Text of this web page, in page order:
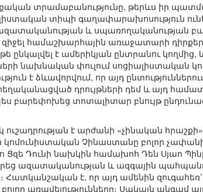
տրամաբանությունը, թերևս իր
տիպի գաղափարախոսություն
ազատականության և սպառողականության
զիջել համաշխարհային առաջատարի
է ամերիկյան ընտրանու
նախնական փուլում սոցիալիստական
է ձևավորվում, որ այդ
դրույթների դեմ և այդ
բարեփոխեց տոտալիտար բնույթ
է արժանի «չինական հրաշքի»
Չինաստանը բոլոր
Դունի նախկին համախոհ Դեն Սյաո
ազատականության և ազգային
է, որ այդ ամենին
առավելությունները։ Սակայն անգամ